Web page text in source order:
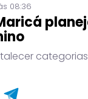
08:36